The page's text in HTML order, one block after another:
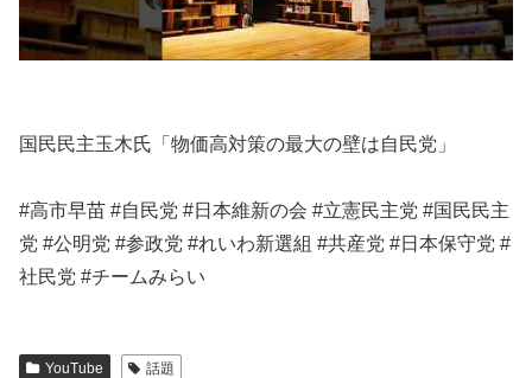
国民民主玉木氏「物価高対策の最大の壁は自民党」
#高市早苗 #自民党 #日本維新の会 #立憲民主党 #国民民主
党 #公明党 #参政党 #れいわ新選組 #共産党 #日本保守党 #
YouTube 話題